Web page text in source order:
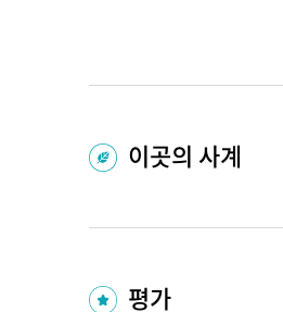
이곳의 사계
평가